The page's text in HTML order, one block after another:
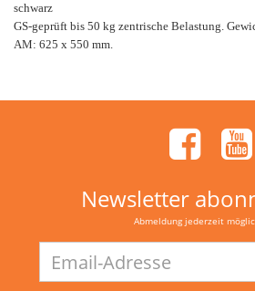
schwarz
GS-geprüft bis 50 kg zentrische Belastung.
AM: 625 x 550 mm.
Newsletter
Abmeldung jederzeit
Adresse